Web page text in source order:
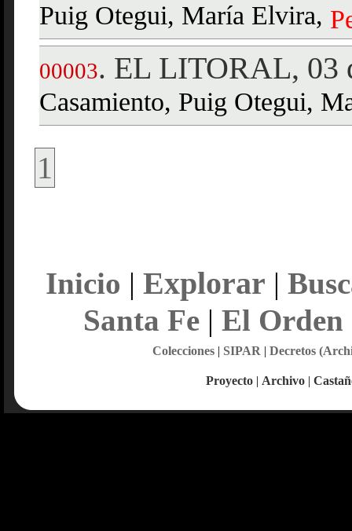
Puig Otegui, María Elvira,
00003. EL LITORAL, 03
Casamiento, Puig Otegui,
1
Inicio | Explorar |
Santa Fe| El Orden
Colecciones| SIPAR | Decretos
Proyecto | Archivo |